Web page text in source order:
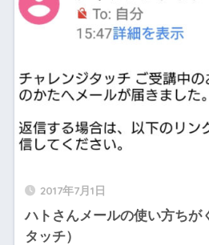
2017年7月1日
ハトさんメールの使い方ちが
タッチ）